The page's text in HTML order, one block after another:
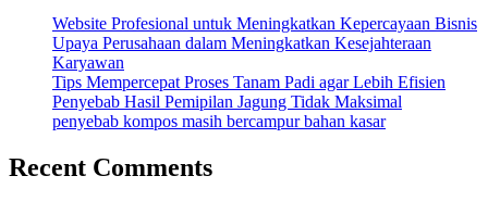
Website Profesional untuk Meningkatkan Kepercayaan Bisnis
Upaya Perusahaan dalam Meningkatkan Kesejahteraan
Karyawan
Tips Mempercepat Proses Tanam Padi agar Lebih Efisien
Penyebab Hasil Pemipilan Jagung Tidak Maksimal
penyebab kompos masih bercampur bahan kasar
Recent Comments